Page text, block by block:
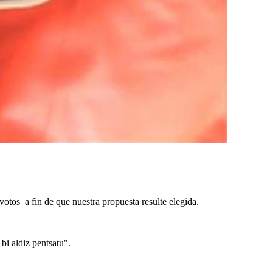
a fin de que nuestra propuesta resulte elegida.
aldiz pentsatu".